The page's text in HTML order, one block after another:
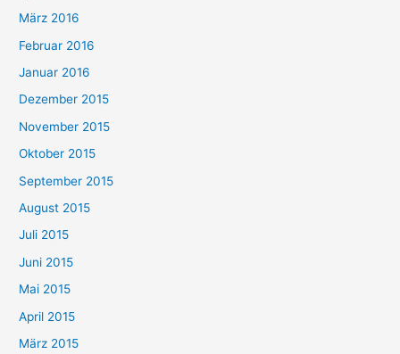
März 2016
Februar 2016
Januar 2016
Dezember 2015
November 2015
Oktober 2015
September 2015
August 2015
Juli 2015
Juni 2015
Mai 2015
April 2015
März 2015